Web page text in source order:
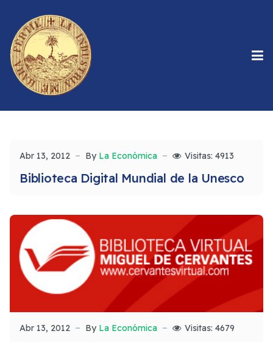
Abr 13, 2012 By La Económica Visitas: 4913
Biblioteca Digital Mundial de la Unesco
Abr 13, 2012 By La Económica Visitas: 4679